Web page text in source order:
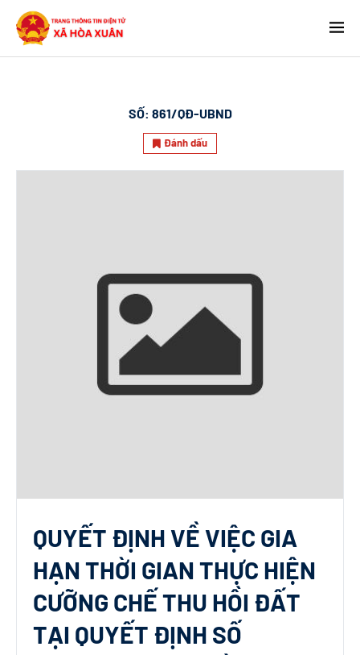
SỐ: 861/QĐ-UBND
Đánh dấu
QUYẾT ĐỊNH VỀ VIỆC GIA
HẠN THỜI GIAN THỰC HIỆN
CƯỠNG CHẾ THU HỒI ĐẤT
TẠI QUYẾT ĐỊNH SỐ